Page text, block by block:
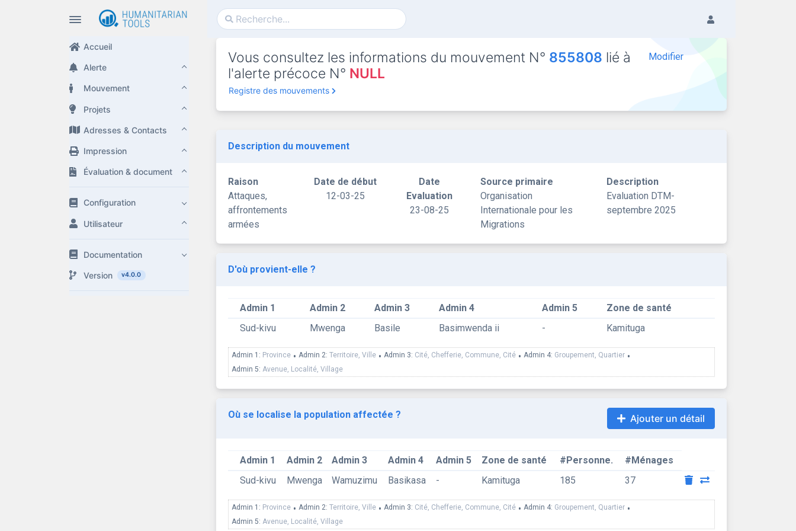
Accueil
Alerte
Mouvement
Projets
Adresses & Contacts
Impression
Évaluation & document
Configuration
Utilisateur
Documentation
Version v4.0.0
Vous consultez les informations du mouvement N° 855808 lié à
l'alerte précoce N° NULL
Registre des mouvements
Modifier
Description du mouvement
Raison
Attaques,
affrontements
armées
Date de début
12-03-25
Date
Evaluation
23-08-25
Source primaire
Organisation
Internationale pour les
Migrations
Description
Evaluation DTM-
septembre 2025
D'où provient-elle ?
Admin 1 Admin 2 Admin 3 Admin 4 Admin 5
Zone de santé
Sud-kivu
Mwenga Basile Basimwenda ii - Kamituga
Admin 1: Province • Admin 2: Territoire, Ville • Admin 3: Cité, Chefferie, Commune, Cité • Admin 4: Groupement, Quartier •
Admin 5: Avenue, Localité, Village
Où se localise la population affectée ? Ajouter un détail
Admin 1 Admin 2 Admin 3 Admin 4 Admin 5 Zone de santé #Personne.
#Ménages
Sud-kivu
Mwenga Wamuzimu Basikasa - Kamituga 185 37
Admin 1: Province • Admin 2: Territoire, Ville • Admin 3: Cité, Chefferie, Commune, Cité • Admin 4: Groupement, Quartier •
Admin 5: Avenue, Localité, Village